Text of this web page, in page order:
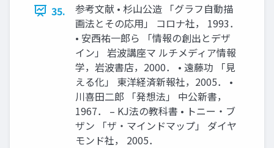
35.
参考文献 • 杉山公造 「グラフ自動描
画法とその応用」 コロナ社， 1993．
• 安西祐一郎ら 「情報の創出とデザ
イン」 岩波講座マ ルチメディア情報
学，岩波書店，2000． • 遠藤功 「見
える化」 東洋経済新報社，2005． •
川喜田二郎 「発想法」 中公新書，
1967． – KJ法の教科書 • トニー・ブ
ザン 「ザ・マインドマップ」 ダイヤ
モンド社， 2005．